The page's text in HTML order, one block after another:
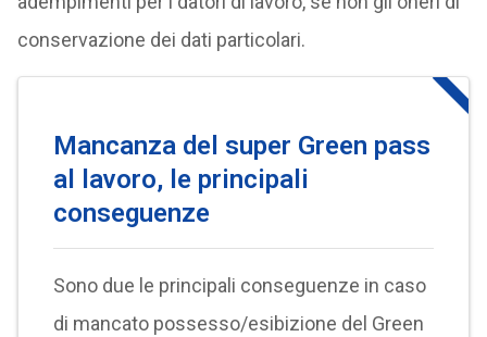
conservazione dei dati particolari.
Mancanza del super Green pass
al lavoro, le principali
conseguenze
Sono due le principali conseguenze in caso
di mancato possesso/esibizione del Green